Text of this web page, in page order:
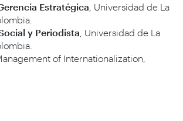
Estratégica , Universidad de La
y Periodista , Universidad de La
of Internationalization,